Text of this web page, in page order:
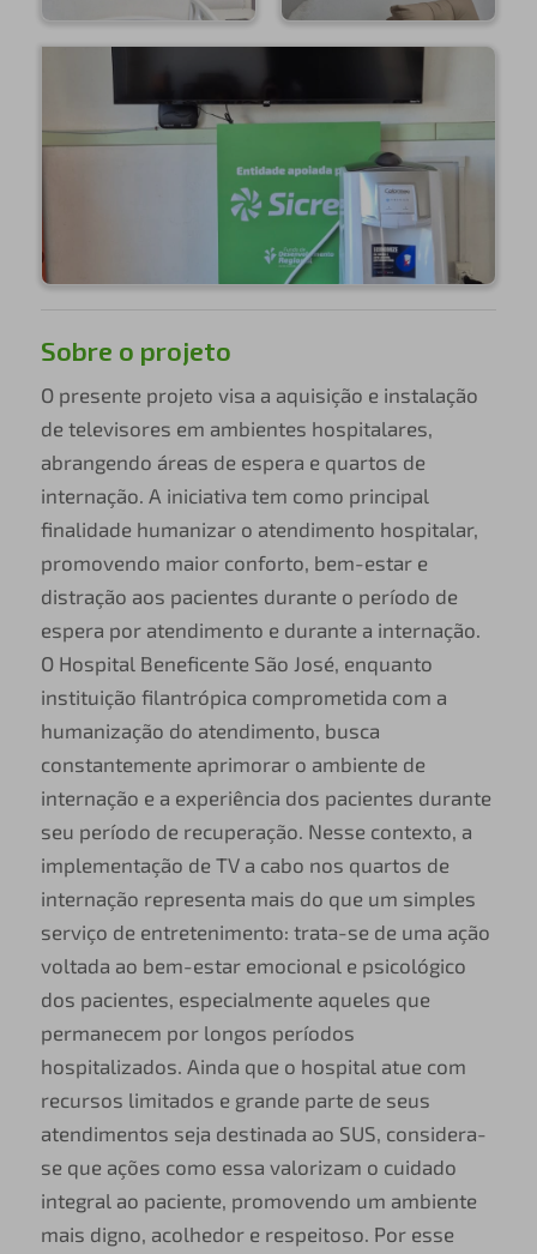
Sobre o projeto
O presente projeto visa a aquisição e instalação
de televisores em ambientes hospitalares,
abrangendo áreas de espera e quartos de
internação. A iniciativa tem como principal
finalidade humanizar o atendimento hospitalar,
promovendo maior conforto, bem-estar e
distração aos pacientes durante o período de
espera por atendimento e durante a internação.
O Hospital Beneficente São José, enquanto
instituição filantrópica comprometida com a
humanização do atendimento, busca
constantemente aprimorar o ambiente de
internação e a experiência dos pacientes durante
seu período de recuperação. Nesse contexto, a
implementação de TV a cabo nos quartos de
internação representa mais do que um simples
serviço de entretenimento: trata-se de uma ação
voltada ao bem-estar emocional e psicológico
dos pacientes, especialmente aqueles que
permanecem por longos períodos
hospitalizados. Ainda que o hospital atue com
recursos limitados e grande parte de seus
atendimentos seja destinada ao SUS, considera-
se que ações como essa valorizam o cuidado
integral ao paciente, promovendo um ambiente
mais digno, acolhedor e respeitoso. Por esse